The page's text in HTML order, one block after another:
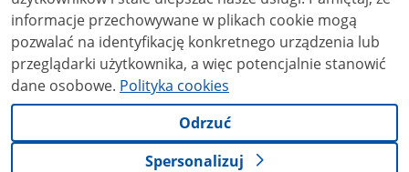
informacje przechowywane w plikach cookie mogą
pozwalać na identyfikację konkretnego urządzenia lub
przeglądarki użytkownika, a więc potencjalnie stanowić
dane osobowe. Polityka cookies
Odrzuć
Spersonalizuj